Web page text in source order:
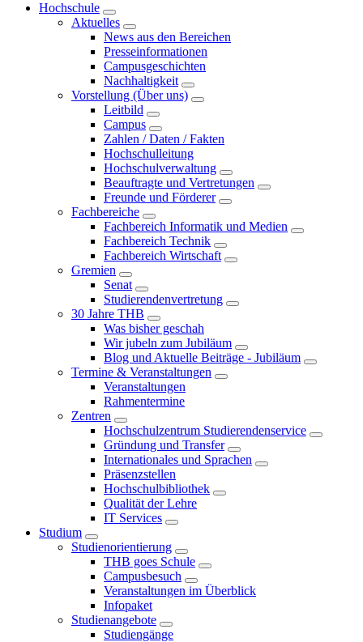
Hochschule
Aktuelles
News aus den Bereichen
Presseinformationen
Campusgeschichten
Nachhaltigkeit
Vorstellung (Über uns)
Leitbild
Campus
Zahlen / Daten / Fakten
Hochschulleitung
Hochschulverwaltung
Beauftragte und Vertretungen
Freunde und Förderer
Fachbereiche
Fachbereich Informatik und Medien
Fachbereich Technik
Fachbereich Wirtschaft
Gremien
Senat
Studierendenvertretung
30 Jahre THB
Was bisher geschah
Wir jubeln zum Jubiläum
Blog und Aktuelle Beiträge - Jubiläum
Termine & Veranstaltungen
Veranstaltungen
Rahmentermine
Zentren
Hochschulzentrum Studierendenservice
Gründung und Transfer
Internationales und Sprachen
Präsenzstellen
Hochschulbibliothek
Qualität der Lehre
IT Services
Studium
Studienorientierung
THB goes Schule
Campusbesuch
Veranstaltungen im Überblick
Infopaket
Studienangebote
Studiengänge